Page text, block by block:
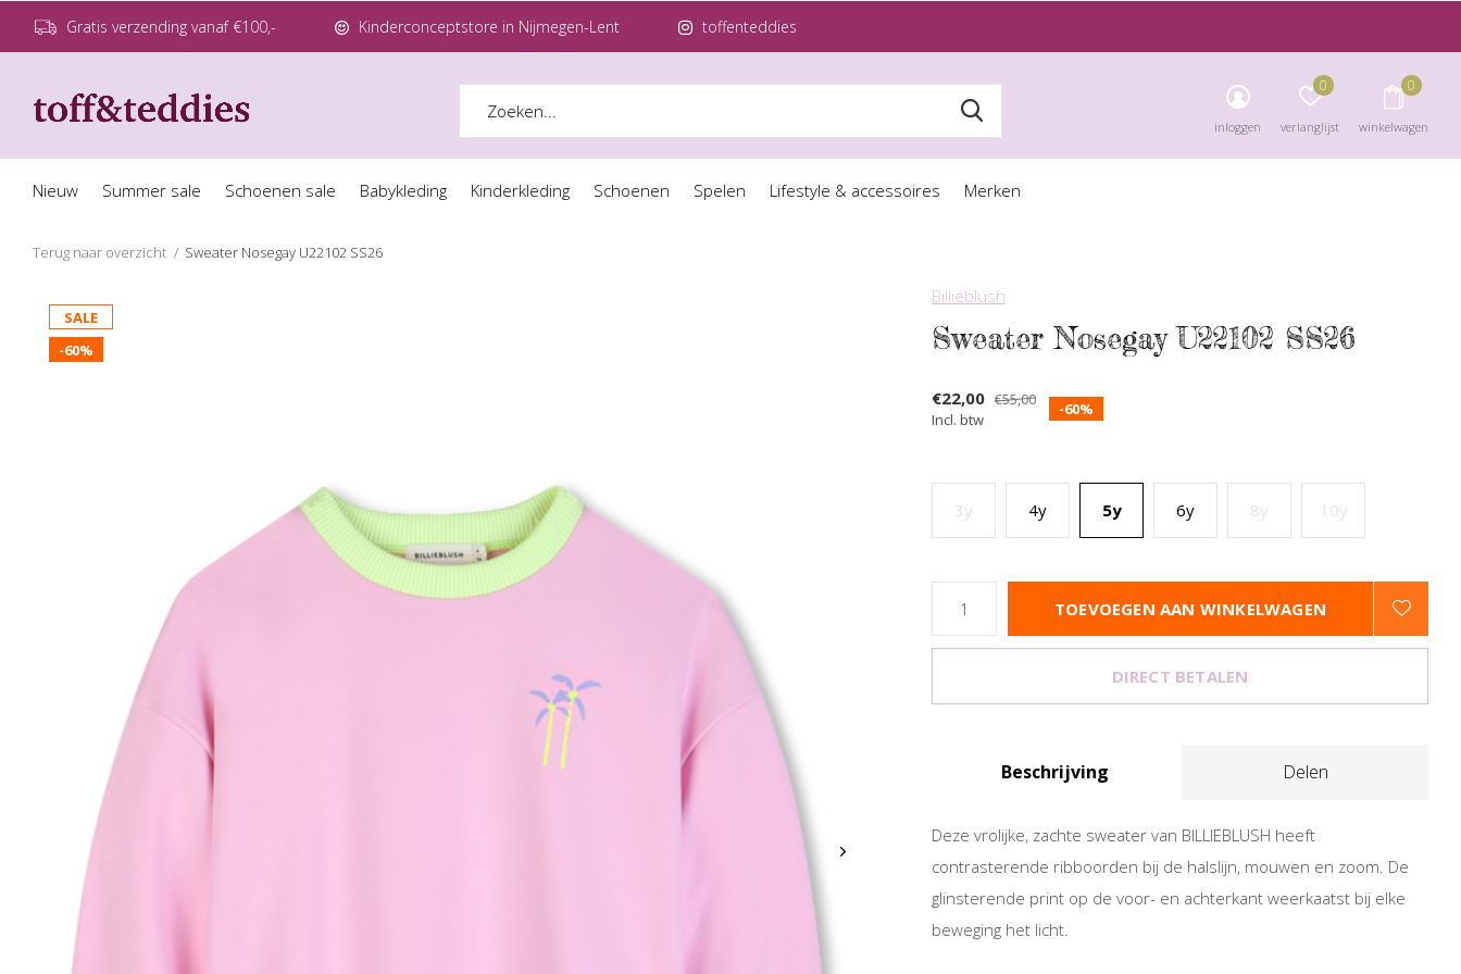
Nieuw Summer sale Schoenen sale Babykleding Kinderkleding Schoenen Spelen Lifestyle & accessoires Merken
inloggen verlanglijst
0
winkelwagen
0
Gratis verzending vanaf €100,- Kinderconceptstore in Nijmegen-Lent toffenteddies
Terug naar overzicht Sweater Nosegay U22102 SS26
SALE
-60%
Billieblush
Sweater Nosegay U22102 SS26
€22,00 €55,00
Incl. btw
-60%
3y 4y 5y 6y 8y 10y
TOEVOEGEN AAN WINKELWAGEN
DIRECT BETALEN
Beschrijving Delen
Deze vrolijke, zachte sweater van BILLIEBLUSH heeft
contrasterende ribboorden bij de halslijn, mouwen en zoom. De
glinsterende print op de voor- en achterkant weerkaatst bij elke
beweging het licht.